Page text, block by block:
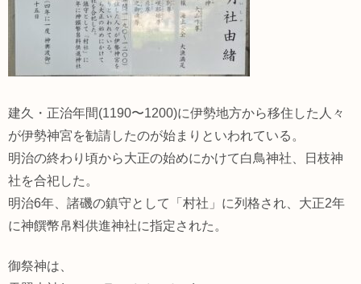
建久・正治年間(1190〜1200)に伊勢地方から移住した人々
が伊勢神宮を勧請したのが始まりといわれている。
明治の終わり頃から大正の始めにかけて白鳥神社、日枝神
社を合祀した。
明治6年、諸磯の鎮守として「村社」に列格され、大正2年
に神饌幣帛料供進神社に指定された。
御祭神は、